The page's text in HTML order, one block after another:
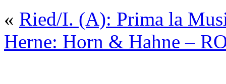
« Ried/I. (A): Prima la
Herne: Horn & Hahne –